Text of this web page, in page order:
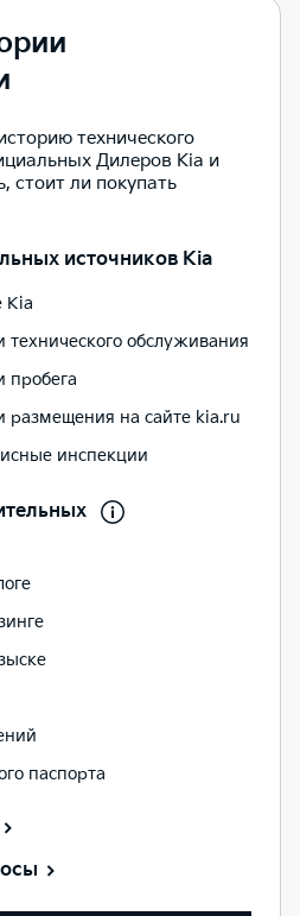
технического
Дилеров Kia и
стоит ли покупать
источников Kia
Kia
технического обслуживания
пробега
размещения на сайте kia.ru
инспекции
паспорта